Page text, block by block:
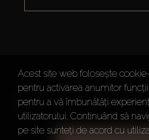
AX CAPITAL ©2026 Toate
Termeni de
utilizare
Politica de
Acest site web folosește
pentru activarea anumitor
pentru a vă îmbunătăți
utilizatorului. Continuând să
pe site sunteți de acord cu